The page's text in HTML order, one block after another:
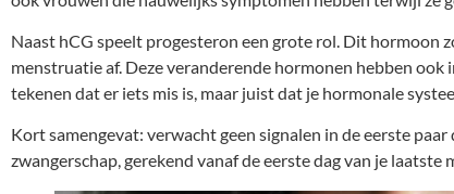
Naast hCG speelt progesteron een grote rol. Dit hormoon
menstruatie af. Deze veranderende hormonen hebben
tekenen dat er iets mis is, maar juist dat je hormonale
Kort samengevat: verwacht geen signalen in de eerste
zwangerschap, gerekend vanaf de eerste dag van je laatste